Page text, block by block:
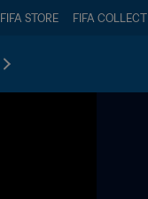
FIFA STORE FIFA COLLECT